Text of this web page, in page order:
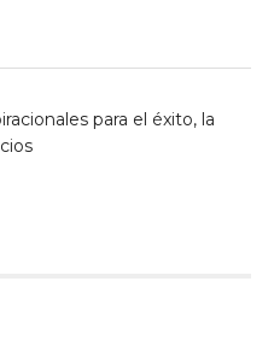
para el éxito, la